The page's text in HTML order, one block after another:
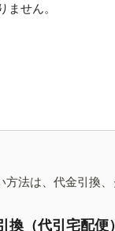
ません。
方法は、代金引換
換（代引宅配便）